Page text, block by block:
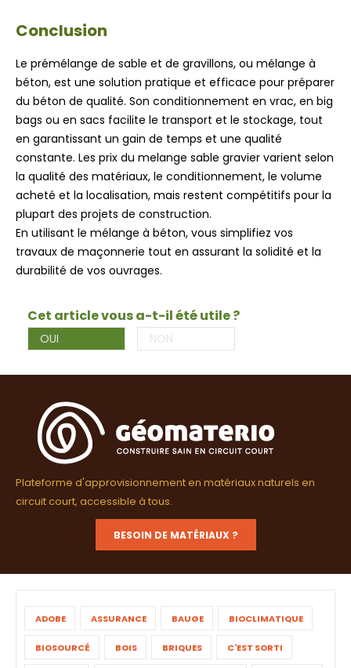
Conclusion
Le prémélange de sable et de gravillons, ou mélange à
béton, est une solution pratique et efficace pour préparer
du béton de qualité. Son conditionnement en vrac, en big
bags ou en sacs facilite le transport et le stockage, tout
en garantissant un gain de temps et une qualité
constante. Les prix du melange sable gravier varient selon
la qualité des matériaux, le conditionnement, le volume
acheté et la localisation, mais restent compétitifs pour la
plupart des projets de construction.
En utilisant le mélange à béton, vous simplifiez vos
travaux de maçonnerie tout en assurant la solidité et la
durabilité de vos ouvrages.
Cet article vous a-t-il été utile ?
OUI NON
Plateforme d'approvisionnement en matériaux naturels en
circuit court, accessible à tous.
BESOIN DE MATÉRIAUX ?
ADOBE ASSURANCE BAUGE BIOCLIMATIQUE
BIOSOURCÉ BOIS BRIQUES C'EST SORTI